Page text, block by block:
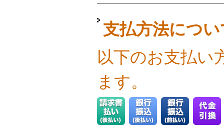
支払方法につい
以下のお支払い
ます。